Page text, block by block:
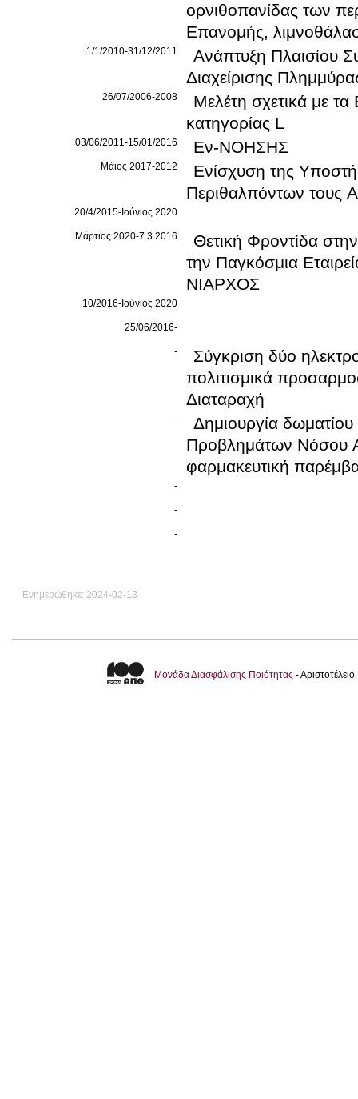
ορνιθοπανίδας των
Επανομής,
1/1/2010-31/12/2011
Ανάπτυξη Πλαισίου
Διαχείρισης
26/07/2006-2008
Μελέτη σχετικά με
κατηγορίας L
03/06/2011-15/01/2016 Εν-ΝΟΗΣΗΣ
Μάιος 2017-2012
Ενίσχυση της
Περιθαλπόντων τους
20/4/2015-Ιούνιος 2020
Μάρτιος 2020-7.3.2016
Θετική Φροντίδα
την Παγκόσμια
ΝΙΑΡΧΟΣ
10/2016-Ιούνιος 2020
25/06/2016-
-
Σύγκριση δύο
πολιτισμικά
Διαταραχή
-
Δημιουργία
Προβλημάτων Νόσου
φαρμακευτική
-
-
-
Ενημερώθηκε: 2024-02-13
Μονάδα Διασφάλισης Ποιότητας -